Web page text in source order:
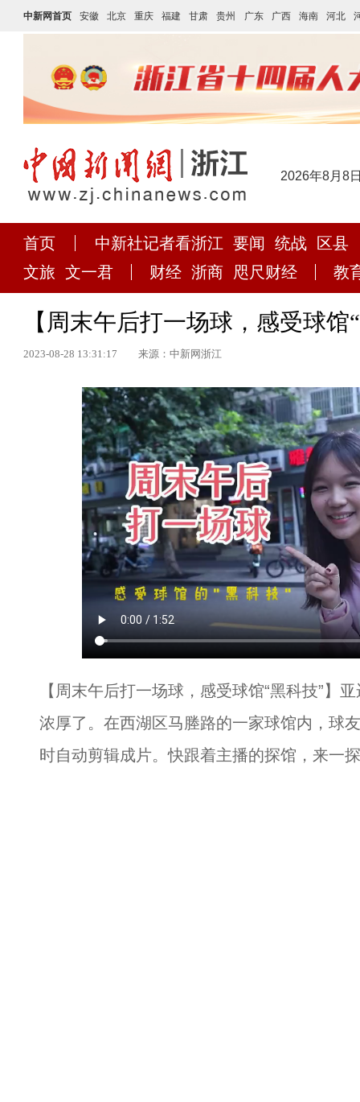
中新网首页 安徽 北京 重庆 福建 甘肃 贵州 广东 广西 海南 河北
2026年8月8
首页 中新社记者看浙江 要闻 统战
区县
文旅 文一君 财经 浙商 咫尺财经 教
【周末午后打一场球，感受球馆
2023-08-28 13:31:17 来源：中新网浙江
【周末午后打一场球，感受球馆“黑科技”】
浓厚了。在西湖区马塍路的一家球馆内，球
时自动剪辑成片。快跟着主播的探馆，来一